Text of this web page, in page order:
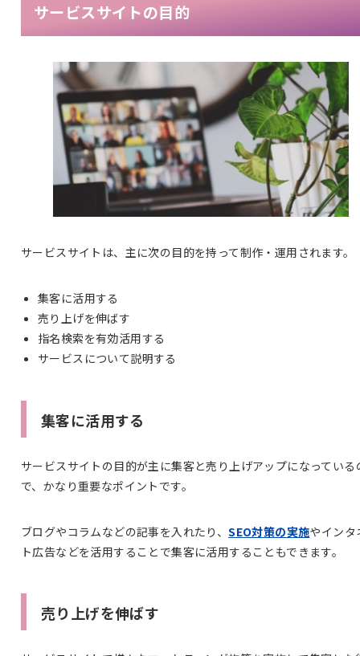
サービスサイトの目的
サービスサイトは、主に次の目的を持って制作・運用されます。
集客に活用する
売り上げを伸ばす
指名検索を有効活用する
サービスについて説明する
集客に活用する
サービスサイトの目的が主に集客と売り上げアップになっている
で、かなり重要なポイントです。
ブログやコラムなどの記事を入れたり、SEO対策の実施やインタ
ト広告などを活用することで集客に活用することもできます。
売り上げを伸ばす